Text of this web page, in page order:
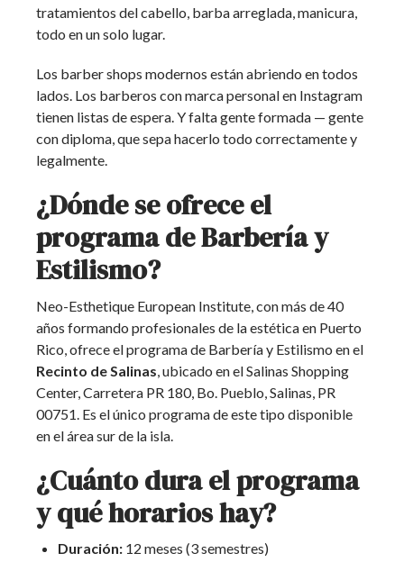
tratamientos del cabello, barba arreglada, manicura,
todo en un solo lugar.
Los barber shops modernos están abriendo en todos
lados. Los barberos con marca personal en Instagram
tienen listas de espera. Y falta gente formada — gente
con diploma, que sepa hacerlo todo correctamente y
legalmente.
¿Dónde se ofrece el
programa de Barbería y
Estilismo?
Neo-Esthetique European Institute, con más de 40
años formando profesionales de la estética en Puerto
Rico, ofrece el programa de Barbería y Estilismo en el
Recinto de Salinas , ubicado en el Salinas Shopping
Center, Carretera PR 180, Bo. Pueblo, Salinas, PR
00751. Es el único programa de este tipo disponible
en el área sur de la isla.
¿Cuánto dura el programa
y qué horarios hay?
Duración: 12 meses (3 semestres)